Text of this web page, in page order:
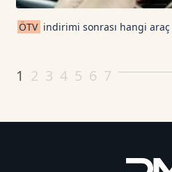
ÖTV indirimi sonrası hangi
1 2 3 4 5 6 7